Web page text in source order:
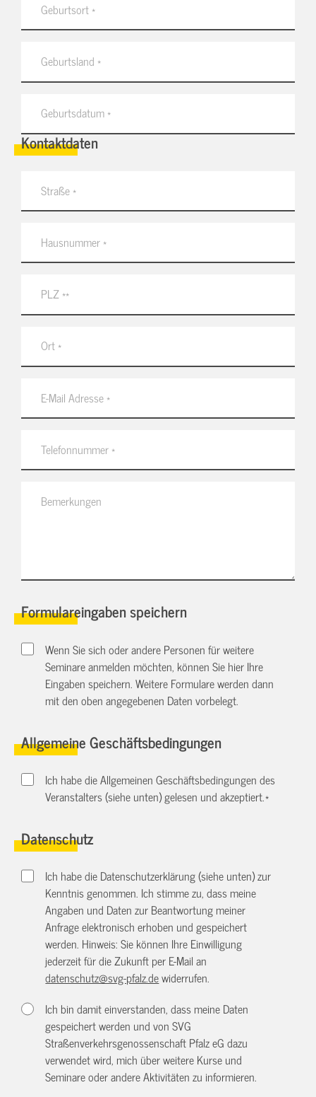
Kontaktdaten
Formulareingaben speichern
Wenn Sie sich oder andere Personen für weitere
Seminare anmelden möchten, können Sie hier Ihre
Eingaben speichern. Weitere Formulare werden dann
mit den oben angegebenen Daten vorbelegt.
Allgemeine Geschäftsbedingungen
Ich habe die Allgemeinen Geschäftsbedingungen des
Veranstalters (siehe unten) gelesen und akzeptiert.*
Datenschutz
Ich habe die Datenschutzerklärung (siehe unten) zur
Kenntnis genommen. Ich stimme zu, dass meine
Angaben und Daten zur Beantwortung meiner
Anfrage elektronisch erhoben und gespeichert
werden. Hinweis: Sie können Ihre Einwilligung
jederzeit für die Zukunft per E-Mail an
datenschutz@svg-pfalz.dewiderrufen.
Ich bin damit einverstanden, dass meine Daten
gespeichert werden und von SVG
Straßenverkehrsgenossenschaft Pfalz eG dazu
verwendet wird, mich über weitere Kurse und
Seminare oder andere Aktivitäten zu informieren.